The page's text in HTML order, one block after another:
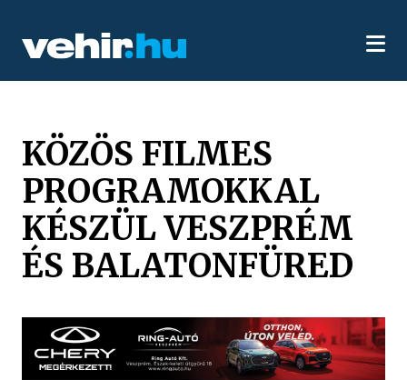
KÖZÖS FILMES
PROGRAMOKKAL
KÉSZÜL VESZPRÉM
ÉS BALATONFÜRED